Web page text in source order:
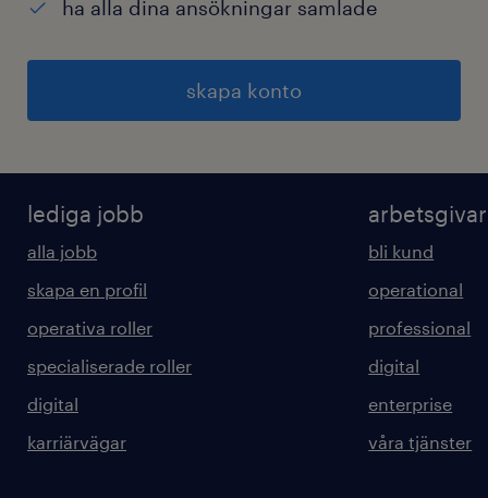
ha alla dina ansökningar samlade
skapa konto
lediga jobb
alla jobb
skapa en profil
operativa roller
specialiserade roller
digital
karriärvägar
bli kund
operational
professional
digital
enterprise
våra tjänster